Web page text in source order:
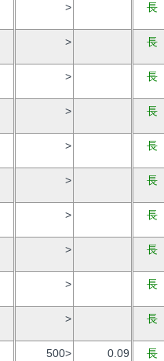
> 長
> 長
> 長
> 長
> 長
> 長
> 長
> 長
> 長
> 長
500>
0.09 長